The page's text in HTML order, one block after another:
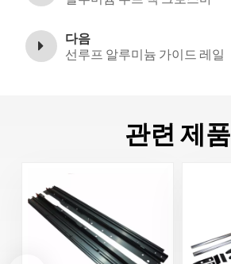
다음
선루프 알루미늄 가이드 레일
관련 제품